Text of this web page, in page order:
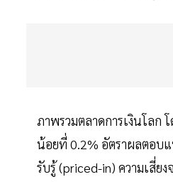
ภาพรวมตลาดการเงินโลก
น้อยที่ 0.2% อัตราผลตอบ
รับรู้ (priced-in) ความเสี่ย